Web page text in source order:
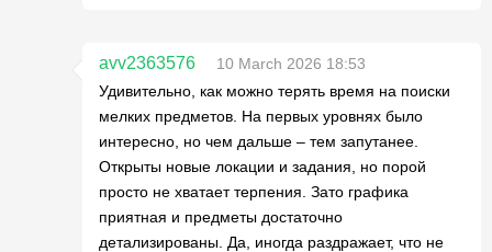
avv2363576
10 March 2026 18:53
Удивительно, как можно терять время на поиски
мелких предметов. На первых уровнях было
интересно, но чем дальше – тем запутанее.
Открыты новые локации и задания, но порой
просто не хватает терпения. Зато графика
приятная и предметы достаточно
детализированы. Да, иногда раздражает, что не